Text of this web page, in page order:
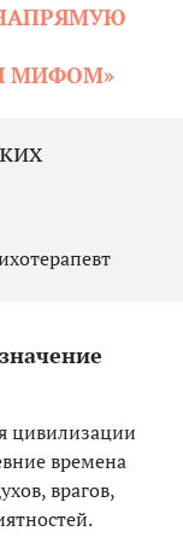
МИФОМ»
цивилизации
времена
врагов,